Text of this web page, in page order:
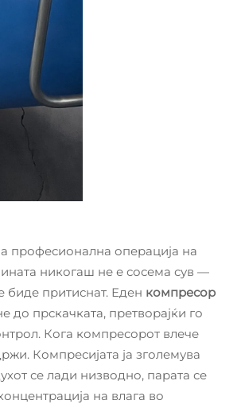
професионална операција на
никогаш не е сосема сув —
биде притиснат. Еден компресор
до прскачката, претворајќи го
Кога компресорот влече
Компресијата ја зголемува
се лади низводно, парата се
на влага во